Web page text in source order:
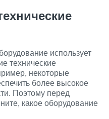
использует
технические
некоторые
более высокое
Поэтому перед
какое оборудование